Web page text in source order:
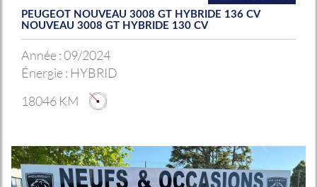
PEUGEOT NOUVEAU 3008 GT HYBRIDE 136 CV
NOUVEAU 3008 GT HYBRIDE 130 CV
Année :09/2024
Énergie : HYBRID
18046 KM